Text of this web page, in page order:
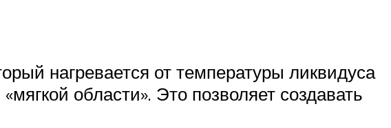
нагревается от температуры ликвидуса
области». Это позволяет создавать